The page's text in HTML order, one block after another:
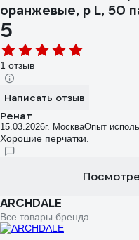
оранжевые, р L, 50
5
1 отзыв
Написать отзыв
Ренат
15.03.2026г. МоскваОпыт
Хорошие перчатки.
ARCHDALE
Все товары бренда